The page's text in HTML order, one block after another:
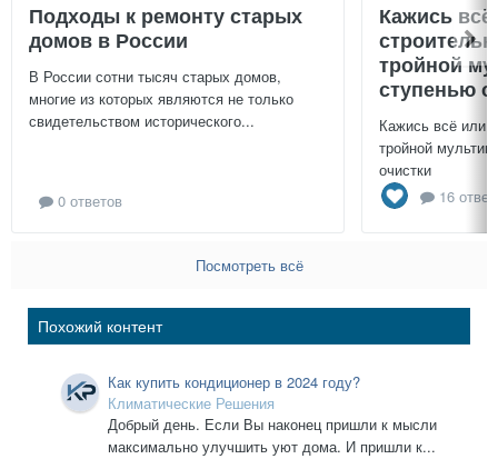
Подходы к ремонту старых
домов в России
В России сотни тысяч старых домов,
многие из которых являются не только
свидетельством исторического...
0 ответов
Кажись
тройной
ступенью
Кажись всё или
тройной
очистки
16
Посмотреть всё
Похожий контент
Как купить кондиционер в 2024 году?
Климатические Решения
Добрый день. Если Вы наконец пришли к мысли
максимально улучшить уют дома. И пришли к...